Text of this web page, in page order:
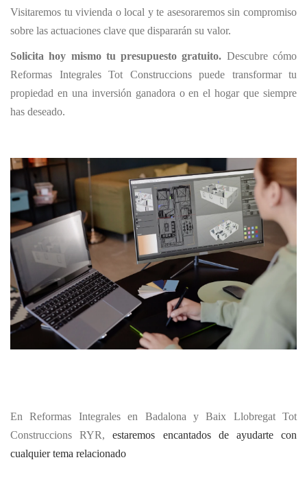
Visitaremos tu vivienda o local y te asesoraremos sin compromiso
sobre las actuaciones clave que dispararán su valor.
Solicita hoy mismo tu presupuesto gratuito. Descubre cómo
Reformas Integrales Tot Construccions puede transformar tu
propiedad en una inversión ganadora o en el hogar que siempre
has deseado.
En Reformas Integrales en Badalona y Baix Llobregat Tot
Construccions RYR,estaremos encantados de ayudarte con
cualquier tema relacionado